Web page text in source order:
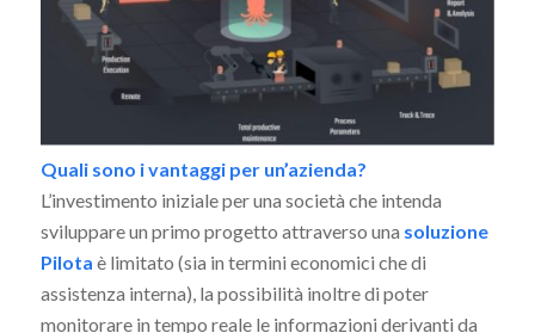
Quali sono i vantaggi per un’azienda?
L’investimento iniziale per una società che intenda
sviluppare un primo progetto attraverso una soluzione
Pilota è limitato (sia in termini economici che di
assistenza interna), la possibilità inoltre di poter
monitorare in tempo reale le informazioni derivanti da